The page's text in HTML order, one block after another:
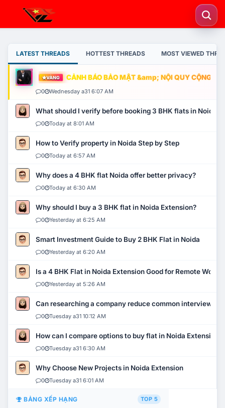
LATEST THREADS HOTTEST THREADS MOST VIEWED
VÀNG CẢNH BÁO BẢO MẬT &amp; NỘI QUY CỘNG
0 Wednesday a31 6:07 AM
What should I verify before booking 3 BHK flats in Noida?
0 Today at 8:01 AM
How to Verify property in Noida Step by Step
0 Today at 6:57 AM
Why does a 4 BHK flat Noida offer better privacy?
0 Today at 6:30 AM
Why should I buy a 3 BHK flat in Noida Extension?
0 Yesterday at 6:25 AM
Smart Investment Guide to Buy 2 BHK Flat in Noida
0 Yesterday at 6:20 AM
Is a 4 BHK Flat in Noida Extension Good for Remote Work?
0 Yesterday at 5:26 AM
Can researching a company reduce common interview
0 Tuesday a31 10:12 AM
How can I compare options to buy flat in Noida Extension?
0 Tuesday a31 6:30 AM
Why Choose New Projects in Noida Extension
0 Tuesday a31 6:01 AM
BẢNG XẾP HẠNG TOP 5